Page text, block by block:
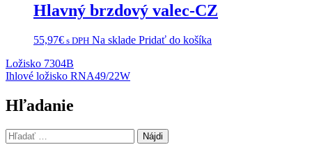
Hlavný brzdový valec-CZ
55,97€ s DPH Na sklade Pridať do košíka
Navigácia
v
článku
Ložisko 7304B
Ihlové ložisko RNA49/22W
Hľadanie
Hľadať: